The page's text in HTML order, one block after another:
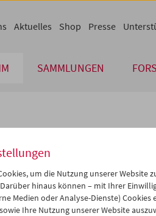
SAMMLUNGEN
Aktuelles Shop Presse
Sep 2027 >>
Mi Do Fr Sa So
01 02 03 04
05
um die Nutzung unserer Website
hinaus können – mit Ihrer
Medien oder Analyse-Dienste)
Ihre Nutzung unserer Website